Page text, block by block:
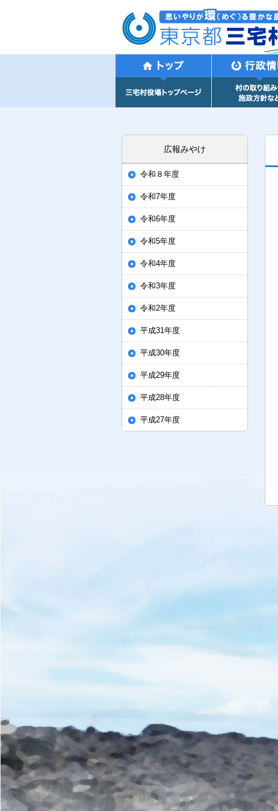
文
へ
移
広報みやけ
令和８年度
令和7年度
令和6年度
令和5年度
令和4年度
令和3年度
令和2年度
平成31年度
平成30年度
平成29年度
平成28年度
平成27年度